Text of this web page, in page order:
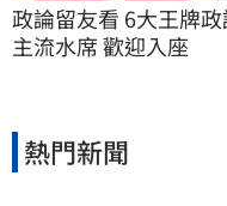
政論留友看 6大王牌
主流水席 歡迎入座
熱門新聞